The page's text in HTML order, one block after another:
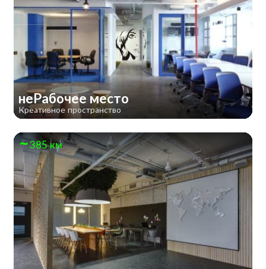
неРабочее место
Креативное пространство
385 км